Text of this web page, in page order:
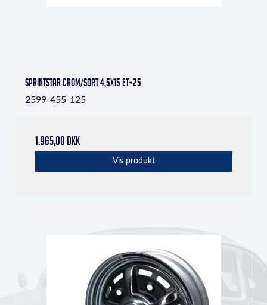
Sprintstar crom/sort 4,5x15 ET+25
2599-455-125
1.965,00 DKK
Vis produkt